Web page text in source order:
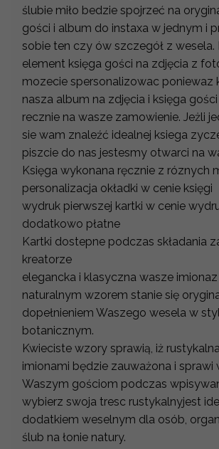
ślubie miło bedzie spojrzeć na
gości i album do instaxa w jednym i
sobie ten czy ów szczegół z wesela.
element księga gości na zdjęcia z
mozecie spersonalizowac poniewaz
nasza album na zdjęcia i księga
recznie na wasze zamowienie. Jeżli
sie wam znaleźć idealnej ksiega
piszcie do nas jestesmy otwarci na
Księga wykonana ręcznie z róznych
personalizacja okładki w cenie księgi
wydruk pierwszej kartki w cenie
dodatkowo płatne
Kartki dostepne podczas składania
kreatorze
elegancka i klasyczna wasze
naturalnym wzorem stanie się
dopełnieniem Waszego wesela w
botanicznym.
Kwieciste wzory sprawią, iż
imionami będzie zauważona i sprawi
Waszym gościom podczas
wybierz swoja tresc rustykalnyjest
dodatkiem weselnym dla osób,
ślub na łonie natury.